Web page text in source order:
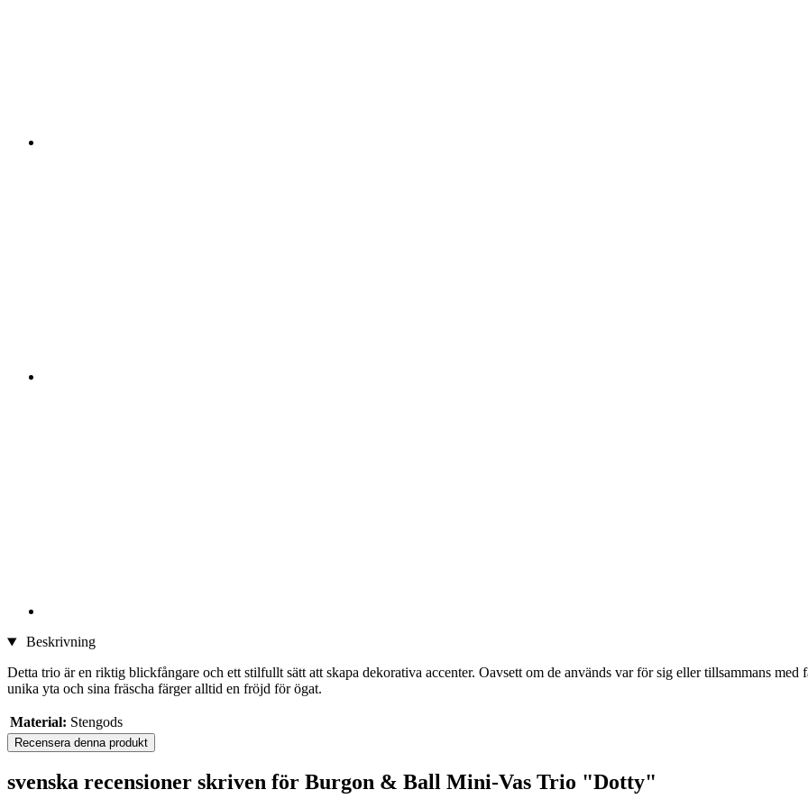
Beskrivning
Detta trio är en riktig blickfångare och ett stilfullt sätt att skapa dekorativa accenter. Oavsett om de används var för sig eller tillsammans
unika yta och sina fräscha färger alltid en fröjd för ögat.
Material: Stengods
Recensera denna produkt
svenska recensioner skriven för Burgon & Ball Mini-Vas Trio "Dotty"